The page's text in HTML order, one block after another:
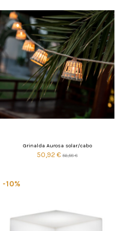
Grinalda Aurosa solar/cabo
50,92 € 56,58 €
-10%